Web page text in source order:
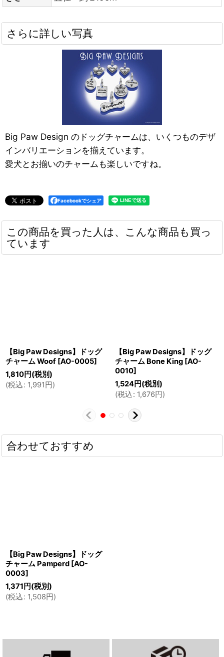
さらに詳しい写真
Big Paw Design のドッグチャームは、いくつものデザ
インバリエーションを揃えています。
愛犬とお揃いのチャームも楽しいですね。
Facebookでシェア
この商品を買った人は、こんな商品も買っ
ています
【Big Paw Designs】ドッグ
チャーム Woof [AO-0005]
1,810円(税別)
(税込: 1,991円)
【Big Paw Designs】ドッグ
チャーム Bone King [AO-
0010]
1,524円(税別)
(税込: 1,676円)
合わせておすすめ
【Big Paw Designs】ドッグ
チャーム Pamperd [AO-
0003]
1,371 円(税別)
(税込: 1,508円 )